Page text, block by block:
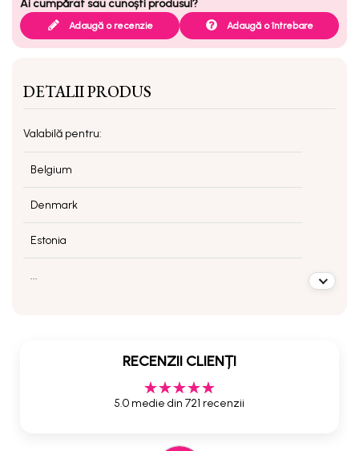
Adaugă o recenzie Adaugă o întrebare
DETALII PRODUS
Valabilă pentru:
Belgium
Denmark
Estonia
...
RECENZII CLIENȚI
5.0 medie din 721 recenzii